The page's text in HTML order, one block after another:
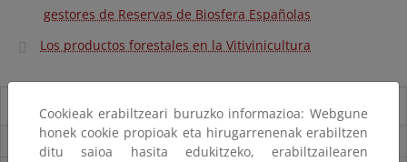
gestores de Reservas de Biosfera Españolas
Los productos forestales en la Vitivinicultura
Destacados
Carpeta Informativa del CENEAM.
Cookieak erabiltzeari buruzko informazioa: Webgune
honek cookie propioak eta hirugarrenenak erabiltzen
ditu saioa hasita edukitzeko, erabiltzailearen